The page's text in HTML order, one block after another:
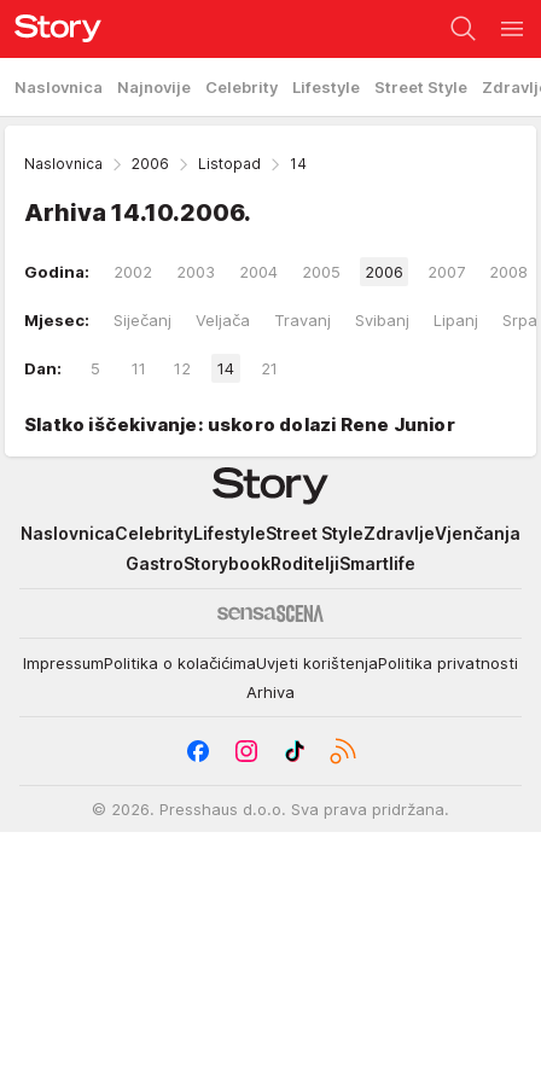
Naslovnica Najnovije Celebrity Lifestyle Street Style
Naslovnica 2006 Listopad 14
Arhiva 14.10.2006.
Godina: 2002 2003 2004 2005 2006 2007 2008
Mjesec: Siječanj Veljača Travanj Svibanj Lipanj
Dan: 5 11 12 14 21
Slatko iščekivanje: uskoro dolazi Rene Junior
Story
NaslovnicaCelebrityLifestyleStreet StyleZdravljeVjenčanja
GastroStorybookRoditeljiSmartlife
ImpressumPolitika o kolačićimaUvjeti korištenjaPolitika privatnosti
Arhiva
© 2026. Presshaus d.o.o. Sva prava pridržana.